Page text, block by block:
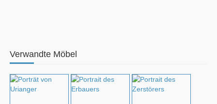
Verwandte Möbel